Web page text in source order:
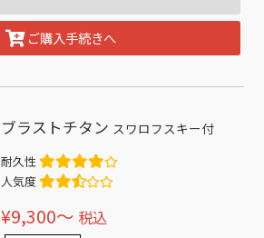
ご購入手続きへ
ブラストチタン スワロフスキー付
耐久性
人気度
¥9,300〜 税込